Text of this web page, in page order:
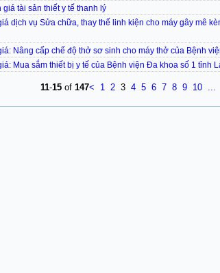
giá tài sản thiết y tế thanh lý
dịch vụ Sửa chữa, thay thế linh kiện cho máy gây mê
Nâng cấp chế độ thở sơ sinh cho máy thở của Bệnh
Mua sắm thiết bị y tế của Bệnh viện Đa khoa số 1 tỉnh
11-15of 147< 1 2 3 4 5 6 7 8 9 10 ...